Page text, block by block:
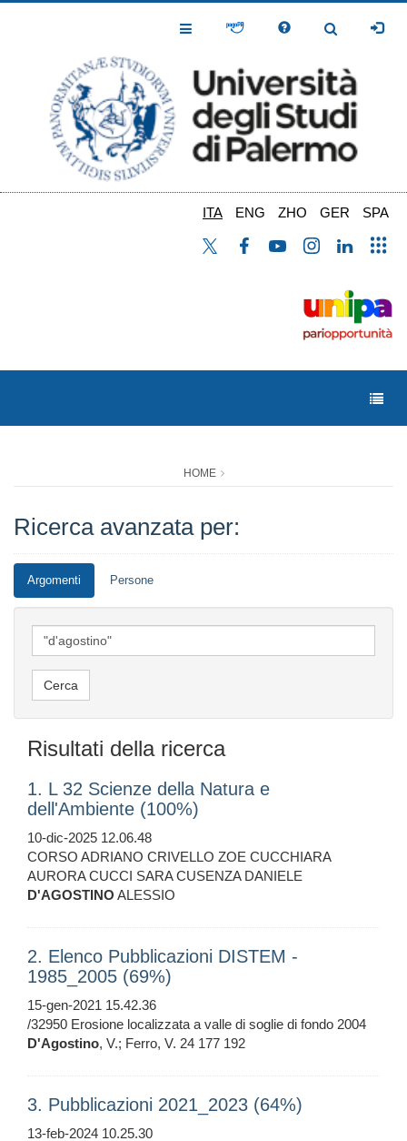
Toggle
Toggle
ITA ENG ZHO GER SPA
HOME
Ricerca avanzata per:
Argomenti Persone
Risultati della ricerca
1. L 32 Scienze della Natura e
dell'Ambiente (100%)
10-dic-2025 12.06.48
CORSO ADRIANO CRIVELLO ZOE CUCCHIARA
AURORA CUCCI SARA CUSENZA DANIELE
D'AGOSTINO ALESSIO
2. Elenco Pubblicazioni DISTEM -
1985_2005 (69%)
15-gen-2021 15.42.36
/32950 Erosione localizzata a valle di soglie di fondo 2004
D'Agostino, V.; Ferro, V. 24 177 192
3. Pubblicazioni 2021_2023 (64%)
13-feb-2024 10.25.30